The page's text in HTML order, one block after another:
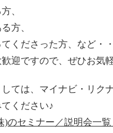
、
方、
くださった方、など・
迎ですので、ぜひお気
ては、マイナビ・リク
ください♪
)のセミナー／説明会一覧